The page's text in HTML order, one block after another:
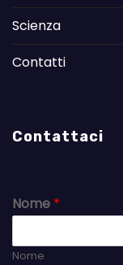
Scienza
Contatti
Contattaci
Nome *
Nome